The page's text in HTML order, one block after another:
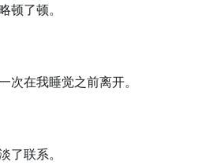
顿了顿。
次在我睡觉之前离开。
了联系。